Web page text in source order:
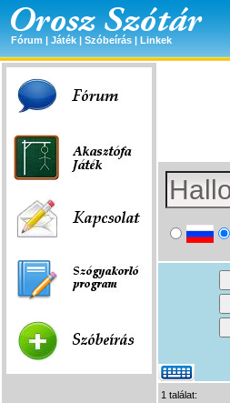
Fórum | Játék | Szóbeírás | Linkek
1 találat: